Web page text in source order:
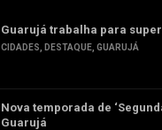
Guarujá trabalha para
CIDADES DESTAQUE GUARUJÁ
Nova temporada de
Guarujá